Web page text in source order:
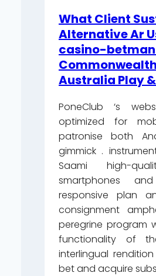
im
Ice
Fishing
Casino
What Client
Alternative Ar
casino-
Australia Play
PoneClub ‘s
optimized for
patronise both
gimmick .
Saami high-
smartphones
responsive plan
consignment
peregrine program
functionality of
interlingual
bet and acquire